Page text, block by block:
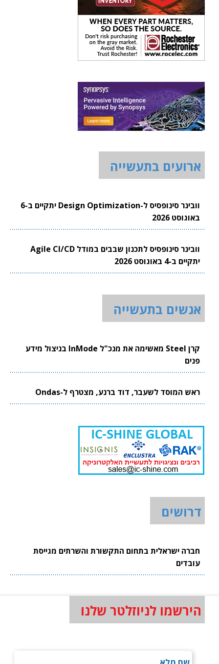
ארועים בתעשייה
וובינר סינופסיס ל-Design Optimization יתקיים ב-6
באוגוסט 2026
וובינר סינופסיס לתכנון שבבים במודל Agile CI/CD
יתקיים ב-4 באוגוסט 2026
אנשים בתעשייה
קרן Steel מאשימה את מנכ"ל InMode בניצול מידע
פנים
ראש המוסד לשעבר, דוד ברנע, מצטרף ל-Ondas
דרושים
חברה ישראלית בתחום התקשורת והשרתים מגייסת
עובדים
הירשמו לניוזלטר שלנו